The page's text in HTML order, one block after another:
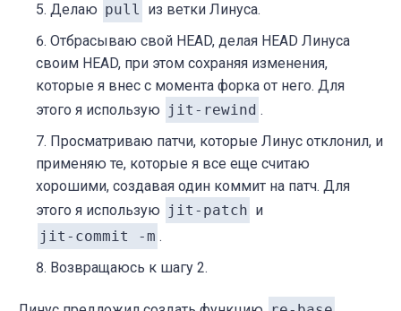
Делаю pull из ветки Линуса.
Отбрасываю свой HEAD, делая HEAD Линуса
своим HEAD, при этом сохраняя изменения,
которые я внес с момента форка от него. Для
этого я использую jit-rewind .
Просматриваю патчи, которые Линус отклонил, и
применяю те, которые я все еще считаю
хорошими, создавая один коммит на патч. Для
этого я использую jit-patch и
jit-commit -m .
Возвращаюсь к шагу 2.